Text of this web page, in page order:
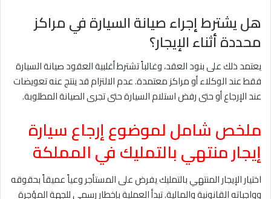
هل يشترط إجراء صيانة السيارة في مراكز
محددة أثناء الإيجار؟
يعتمد ذلك على بنود العقد، وغالباً تشترط أغلبية العقود صيانة السيارة
فقط عند الوكلاء أو مراكز معتمدة. عدم الالتزام قد ينتج عنه تعويضات
عند الإرجاع أو حتى رفض استلام السيارة حتى تجرى الصيانة المطلوبة.
ملخص شامل لموضوع إرجاع سيارة
إيجار منتهي بالتمليك في المملكة
اختيار الإيجار المنتهي بالتمليك يفرض على المستأجر وعياً عميقاً بحقوقه
وواجباته القانونية والمالية. تبدأ العملية بإخطار رسمي للجهة المؤجرة